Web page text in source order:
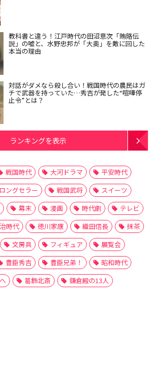
教科書と違う！江戸時代の田沼意次「賄賂伝
説」の嘘と、水野忠邦が「大奥」を敵に回した
本当の理由
対話がダメなら殺し合い！戦国時代の農民はガ
チで武器を持っていた…秀吉が発した“喧嘩停
止令”とは？
ランキングを表示
戦国時代 大河ドラマ
平安時代
ロングセラー 戦国武将
スイーツ
幕末 漫画 時代劇
テレビ
時代 徳川家康 織田信長
抹茶
文房具 フィギュア
展覧会
豊臣秀吉 豊臣兄弟！
昭和時代
葛飾北斎 鎌倉殿の13人